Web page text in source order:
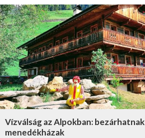
Vízválság az Alpokban:
menedékházak